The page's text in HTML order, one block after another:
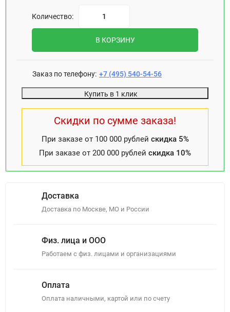
Количество:
В КОРЗИНУ
Заказ по телефону: +7 (495) 540-54-56
Купить в 1 клик
Скидки по сумме заказа!
При заказе от 100 000 рублей скидка 5%
При заказе от 200 000 рублей скидка 10%
Доставка
Доставка по Москве, МО и России
Физ. лица и ООО
Работаем с физ. лицами и организациями
Оплата
Оплата наличными, картой или по счету